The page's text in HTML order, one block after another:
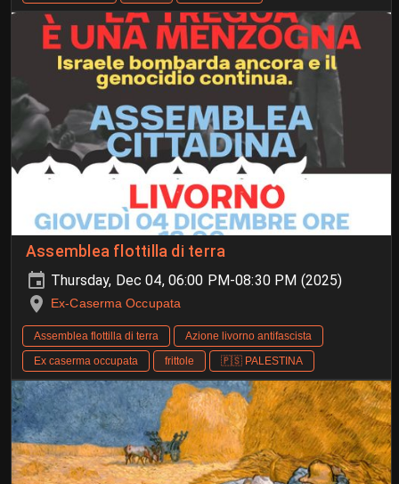
Assemblea flottilla di terra
Thursday, Dec 04, 06:00 PM-08:30 PM (2025)
Ex-Caserma Occupata
Assemblea flottilla di terra
Azione livorno antifascista
Ex caserma occupata
frittole 🇵🇸 PALESTINA